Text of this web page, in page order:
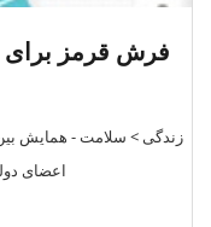
فرش قرمز
زندگی > سلامت - همایش
اعضای